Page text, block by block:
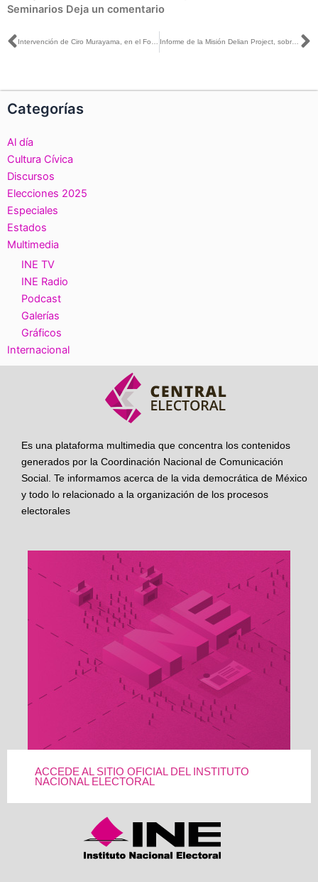
Seminarios Deja un comentario
Ant Informe de la Misión Delian Project, sobre el proceso de Revocación de Mandato
Categorías
Al día
Cultura Cívica
Discursos
Elecciones 2025
Especiales
Estados
Multimedia
INE TV
INE Radio
Podcast
Galerías
Gráficos
Internacional
Es una plataforma multimedia que concentra los contenidos
generados por la Coordinación Nacional de Comunicación
Social. Te informamos acerca de la vida democrática de México
y todo lo relacionado a la organización de los procesos
electorales
ACCEDE AL SITIO OFICIAL DEL INSTITUTO
NACIONAL ELECTORAL